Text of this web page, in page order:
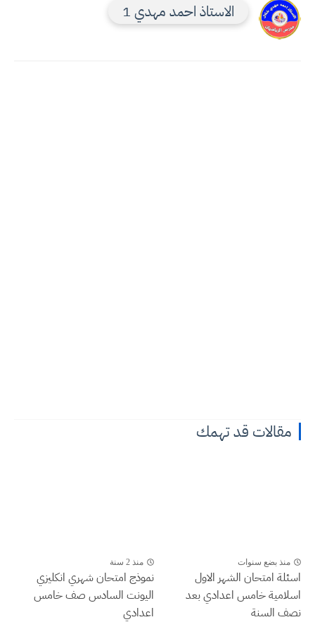
الاستاذ احمد مهدي 1
مقالات قد تهمك
منذ بضع سنوات
اسئلة امتحان الشهر الاول
اسلامية خامس اعدادي بعد
نصف السنة
منذ 2 سنة
نموذج امتحان شهري انكليزي
اليونت السادس صف خامس
اعدادي